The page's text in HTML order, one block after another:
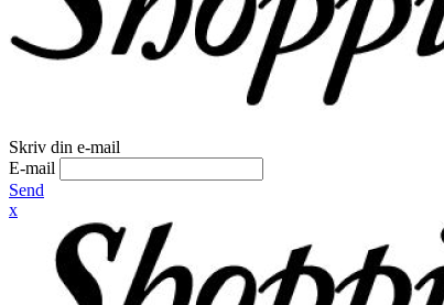
Skriv din e-mail
E-mail
Send
x